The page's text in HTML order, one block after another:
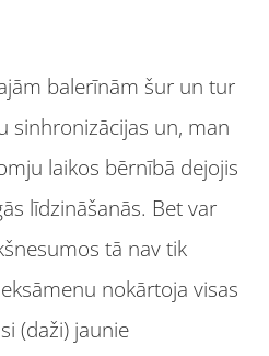
balerīnām šur un tur
sinhronizācijas un, man
laikos bērnībā dejojis
līdzināšanās. Bet var
tā nav tik
nokārtoja visas
(daži) jaunie